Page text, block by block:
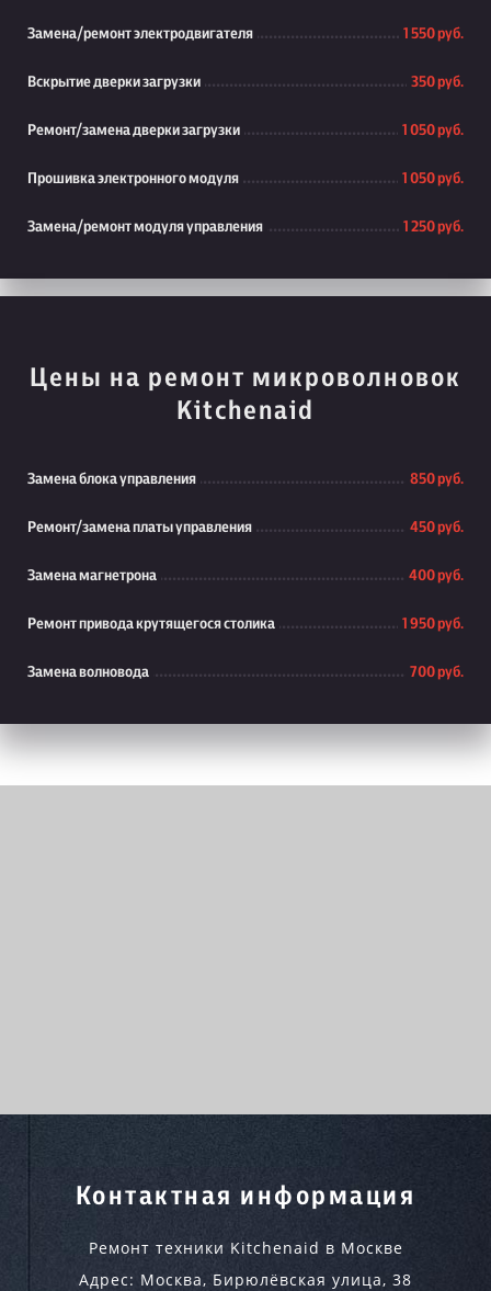
Замена/ремонт электродвигателя 1 550 руб.
Вскрытие дверки загрузки 350 руб.
Ремонт/замена дверки загрузки 1 050 руб.
Прошивка электронного модуля 1 050 руб.
Замена/ремонт модуля управления 1 250 руб.
Цены на ремонт микроволновок
Kitchenaid
Замена блока управления 850 руб.
Ремонт/замена платы управления 450 руб.
Замена магнетрона 400 руб.
Ремонт привода крутящегося столика 1 950 руб.
Замена волновода 700 руб.
Контактная информация
Ремонт техники Kitchenaid в Москве
Адрес: Москва, Бирюлёвская улица, 38